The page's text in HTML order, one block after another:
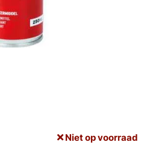
Niet op voorraad